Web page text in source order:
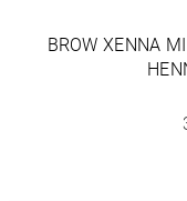
BROW XENNA